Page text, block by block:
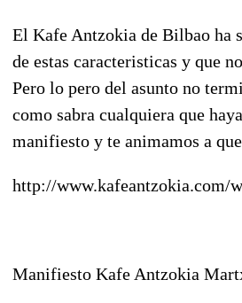
El Kafe Antzokia de Bilbao ha
de estas caracteristicas y que
Pero lo pero del asunto no
como sabra cualquiera que
manifiesto y te animamos a
http://www.kafeantzokia.com/
Manifiesto Kafe Antzokia